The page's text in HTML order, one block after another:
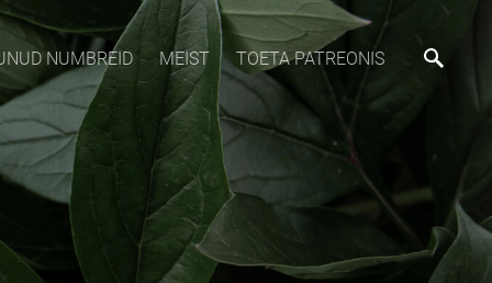
NUMBREID MEIST TOETA PATREONIS